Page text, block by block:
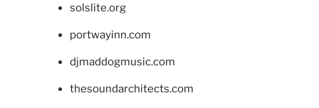
solslite.org
portwayinn.com
djmaddogmusic.com
thesoundarchitects.com